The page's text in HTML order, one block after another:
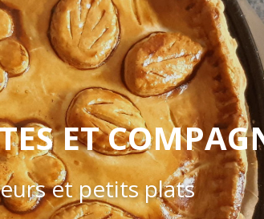
ET
et petits plats